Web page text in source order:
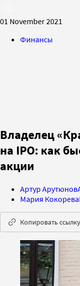
01 November 2021
Финансы
Владелец
на IPO: как
акции
Артур Арутюнов
Мария Кокорева
Копировать ссылку